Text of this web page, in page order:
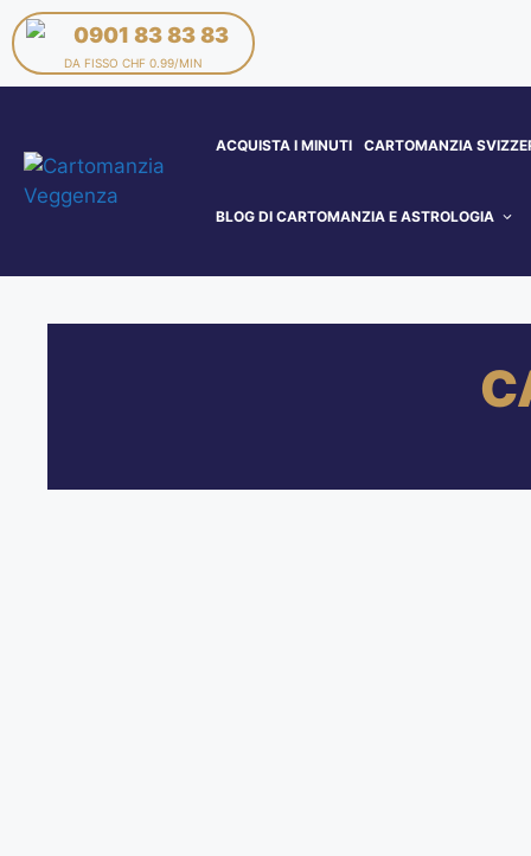
0901 83 83 83
DA FISSO CHF 0.99/MIN
ACQUISTA I MINUTI CARTOMANZIA
BLOG DI CARTOMANZIA E ASTROLOGIA